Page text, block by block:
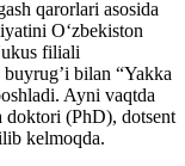
qarorlari asosida
O‘zbekiston
filiali
bilan “Yakka
Ayni vaqtda
doktori (PhD), dotsent
kelmoqda.